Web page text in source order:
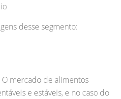
desse segmento:
mercado de alimentos
e estáveis, e no caso do